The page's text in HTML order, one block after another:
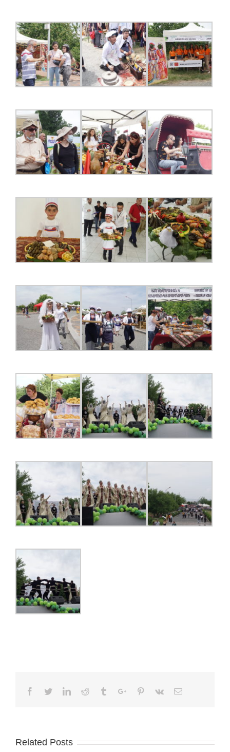
Facebook
TwitterLinkedinReddit TumblrGoogle+Pinterest
Vk Email
Related Posts